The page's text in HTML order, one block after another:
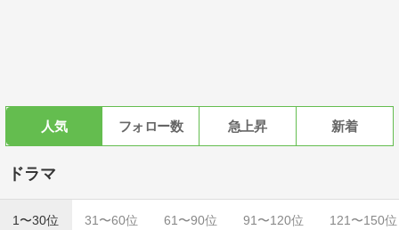
人気 フォロー数 急上昇 新着
ドラマ
1〜30位 31〜60位 61〜90位 91〜120位 121〜150位